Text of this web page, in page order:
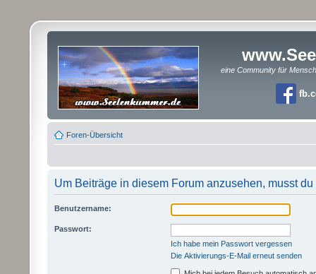
eine Community für
Foren-Übersicht
Um Beiträge in diesem Forum anzusehen, musst
Benutzername:
Passwort:
Ich habe mein Passwort vergessen
Die Aktivierungs-E-Mail erneut senden